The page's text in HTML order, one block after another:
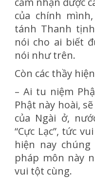
của chính
tánh Thanh
nói cho ai biết
nói như trên.
Còn các thầy
– Ai tu niệm
Phật này hoài,
của Ngài ở,
“Cực Lạc”, tức
hiện nay
pháp môn này
vui tột cùng.